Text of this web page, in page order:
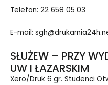
Telefon: 22 658 05 03
E-mail:
SŁUŻEW – PRZY
UW I ŁAZARSKIM
Xero/Druk 6 gr. Studenci